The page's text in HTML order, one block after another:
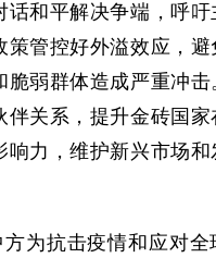
话和平解决争端，呼吁
策管控好外溢效应，避
脆弱群体造成严重冲击
伴关系，提升金砖国家
响力，维护新兴市场和
为抗击疫情和应对全